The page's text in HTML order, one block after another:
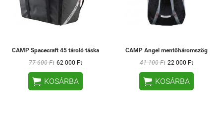
CAMP Spacecraft 45 tároló táska
77 600 Ft 62 000 Ft
 KOSÁRBA
CAMP Angel mentőháromszög
41 100 Ft 22 000 Ft
 KOSÁRBA